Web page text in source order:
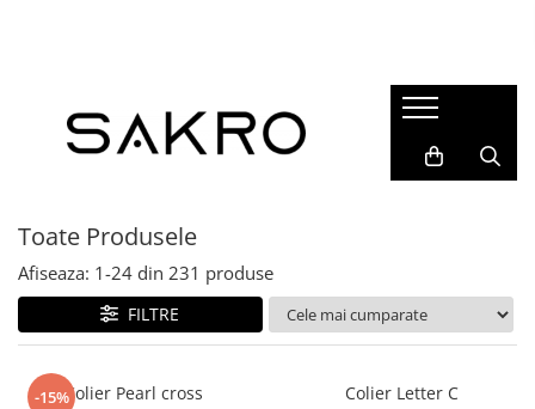
Charms
Brose
Bratari de picior
Cercei
Bratari
Toate Produsele
Afiseaza: 1-24 din 231 produse
FILTRE
-15%Colier Pearl cross
Colier Letter C